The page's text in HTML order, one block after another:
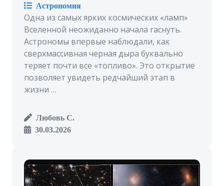
Астрономия
Одна из самых ярких космических «ламп»
Вселенной неожиданно начала гаснуть.
Астрономы впервые наблюдали, как
сверхмассивная черная дыра буквально
теряет почти все «топливо». Это открытие
позволяет увидеть редчайший этап в
жизни …
Любовь С.
30.03.2026